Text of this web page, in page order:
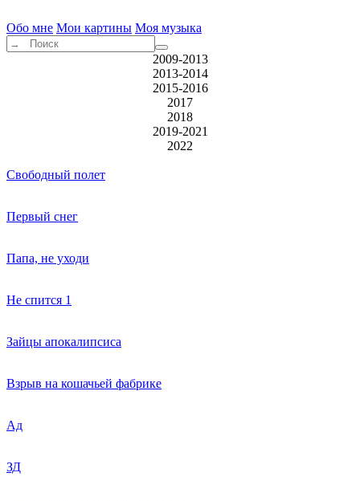
Обо мне Мои картины Моя музыка
2009-2013
2013-2014
2015-2016
2017
2018
2019-2021
2022
Свободный полет
Первый снег
Папа, не уходи
Не спится 1
Зайцы апокалипсиса
Взрыв на кошачьей фабрике
Ад
ЗД